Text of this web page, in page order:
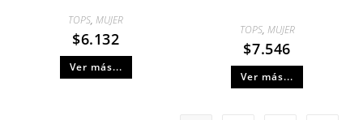
TOPS,MUJER
$6.132
Ver más...
TOPS, MUJER
$7.546
Ver más...